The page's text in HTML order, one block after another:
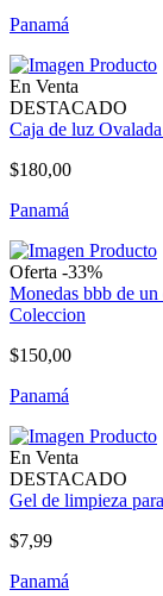
Panamá
En Venta
DESTACADO
Caja de luz
$180,00
Panamá
Oferta -33%
Monedas bbb de
Coleccion
$150,00
Panamá
En Venta
DESTACADO
Gel de limpieza
$7,99
Panamá